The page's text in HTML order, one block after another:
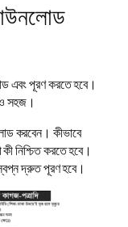
এবং পূরণ করতে হবে।
সহজ।
করবেন। কীভাবে
নিশ্চিত করতে হবে।
দ্রুত পূরণ হবে।